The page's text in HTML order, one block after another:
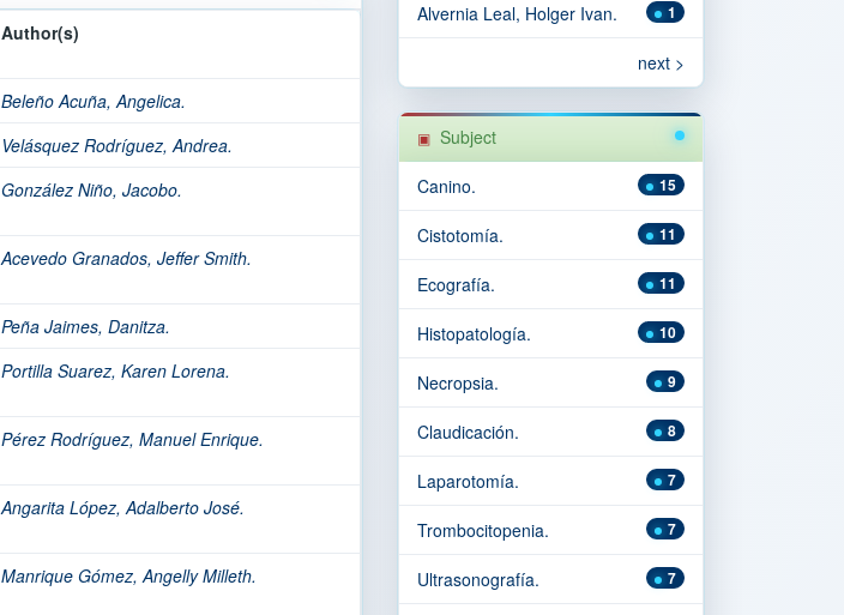
Author(s)
Beleño Acuña, Angelica.
Velásquez Rodríguez, Andrea.
González Niño, Jacobo.
Acevedo Granados, Jeffer Smith.
Peña Jaimes, Danitza.
Portilla Suarez, Karen Lorena.
Pérez Rodríguez, Manuel Enrique.
Angarita López, Adalberto José.
Manrique Gómez, Angelly Milleth.
1
Alvernia Leal, Holger Ivan.
next >
Subject
15
Canino.
11
Cistotomía.
11
Ecografía.
10
Histopatología.
9
Necropsia.
8
Claudicación.
7
Laparotomía.
7
Trombocitopenia.
7
Ultrasonografía.